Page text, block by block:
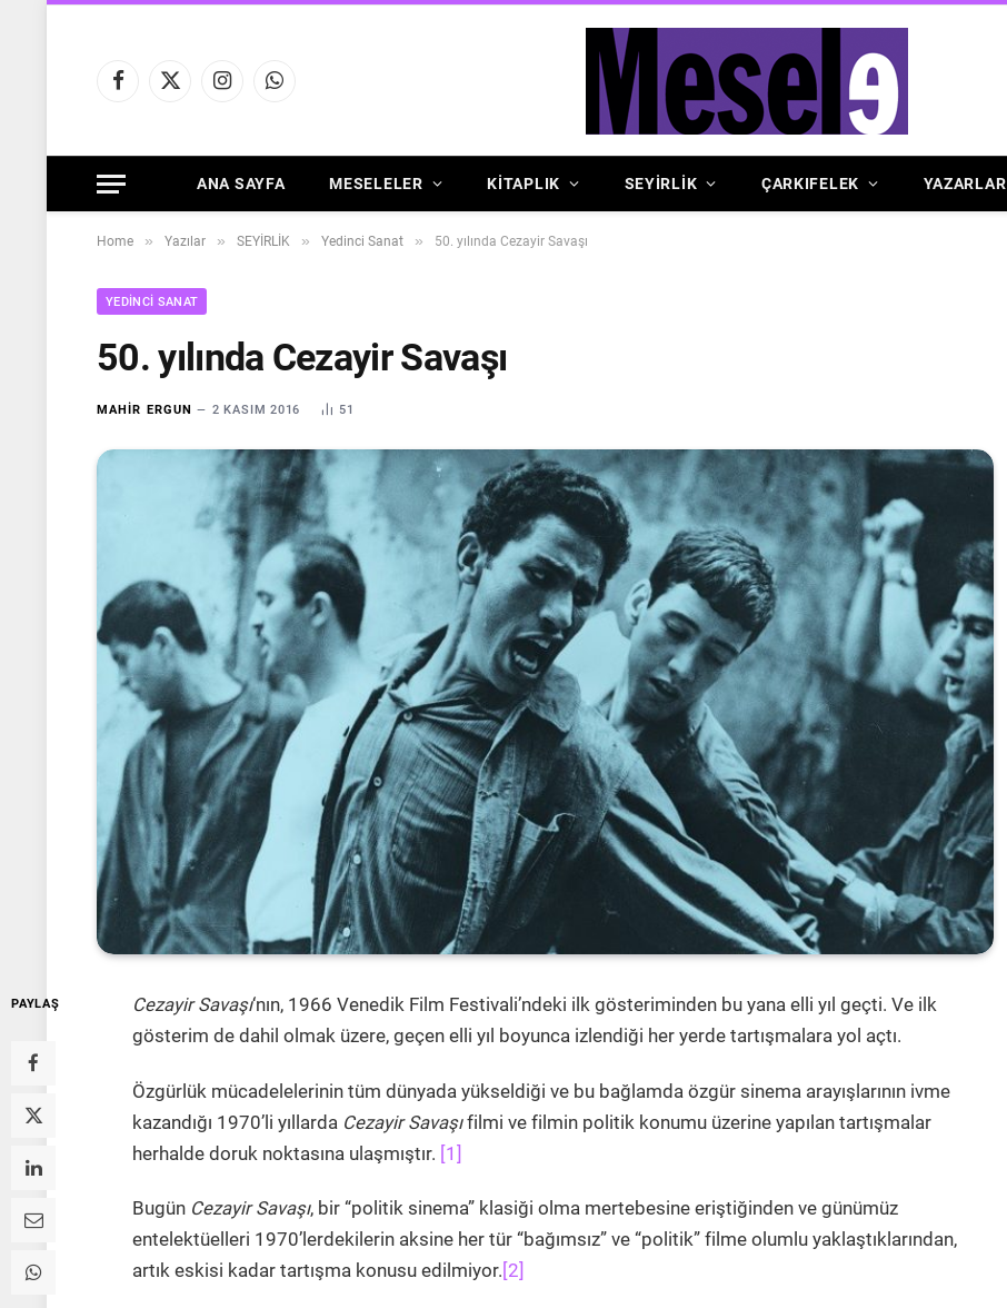
Facebook
X
InstagramWhatsApp
ANA SAYFA MESELELER KİTAPLIK SEYİRLİK ÇARKIFELEK YAZARLAR
Home » Yazılar » SEYİRLİK » Yedinci Sanat » 50. yılında Cezayir Savaşı
YEDINCI SANAT
50. yılında Cezayir Savaşı
MAHIR ERGUN 2 KASIM 2016 51
PAYLAŞ Cezayir Savaşı‘nın, 1966 Venedik Film Festivali’ndeki ilk gösteriminden bu yana elli yıl geçti. Ve ilk
gösterim de dahil olmak üzere, geçen elli yıl boyunca izlendiği her yerde tartışmalara yol açtı.
Özgürlük mücadelelerinin tüm dünyada yükseldiği ve bu bağlamda özgür sinema arayışlarının ivme
kazandığı 1970’li yıllarda Cezayir Savaşıfilmi ve filmin politik konumu üzerine yapılan tartışmalar
herhalde doruk noktasına ulaşmıştır. [1]
Bugün Cezayir Savaşı, bir “politik sinema” klasiği olma mertebesine eriştiğinden ve günümüz
entelektüelleri 1970’lerdekilerin aksine her tür “bağımsız” ve “politik” filme olumlu yaklaştıklarından,
artık eskisi kadar tartışma konusu edilmiyor. [2]